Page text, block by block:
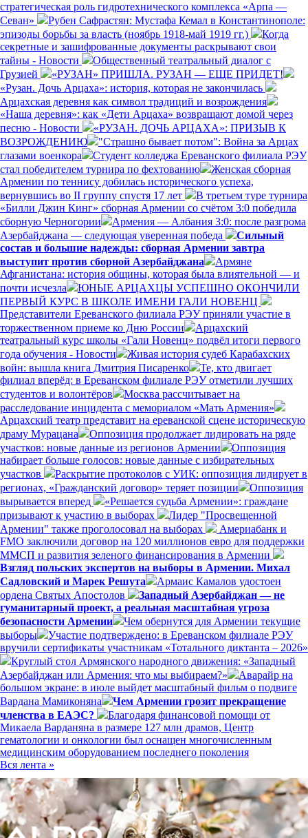
стратегическая роль гидротехнического комплекса «Арпа —
Севан»
Рубен Сафрастян: Мустафа Кемал в Константинополе:
эпизоды борьбы за власть (ноябрь 1918-май 1919 гг.)
Когда
секретные и зашифрованные документы раскрывают свои
тайны - Новости
Общественный театральный диалог с
Грузией
«РУЗАН» ПРИШЛА. РУЗАН — ЕЩЕ ПРИДЕТ!
«Рузан. Дочь Арцаха»: история, которая не закончилась
Арцахская деревня как символ традиций и возрождения
«Наша деревня»: как «Дети Арцаха» возвращают домой через
песню - Новости
«РУЗАН. ДОЧЬ АРЦАХА»: ПРИЗЫВ К
ВОЗРОЖДЕНИЮ
"Страшно бывает потом": Война за Арцах
глазами военкора
Студент колледжа Ереванского филиала РЭУ
стал победителем турнира по фехтованию
Женская сборная
Армении по теннису добилась исторического успеха,
вернувшись во II группу спустя 17 лет
В третьем туре турнира
«Билли Джин Кинг» сборная Армении со счётом 3:0 победила
сборную Черногории
Армения — Албания 3:0: после разгрома
Азербайджана — следующая уверенная победа
Сильный
состав и большие надежды: сборная Армении завтра
выступит против сборной Азербайджана
Армяне
Афганистана: история общины, которая была влиятельной — и
почти исчезла
ЮНЫЕ АРЦАХЦЫ УСПЕШНО ОКОНЧИЛИ
ПЕРВЫЙ КУРС В ШКОЛЕ ИМЕНИ ГАЛИ НОВЕНЦ
Представители Ереванского филиала РЭУ приняли участие в
торжественном приеме ко Дню России
Арцахский
театральный курс школы «Гали Новенц» подвёл итоги первого
года обучения - Новости
Живая история судеб Карабахских
войн: вышла книга Дмитрия Писаренко
Те, кто двигает
филиал вперёд: в Ереванском филиале РЭУ отметили лучших
студентов и волонтёров
Москва рассчитывает на
расследование инцидента с мемориалом «Мать Армения»
Арцахский театр представит на ереванской сцене историческую
драму Мурацана
Оппозиция продолжает лидировать на ряде
участков: новые данные из регионов Армении
Оппозиция
набирает больше голосов: новые данные с избирательных
участков
Раскрытие протоколов с УИК: оппозиция лидирует в
регионах, «Гражданский договор» теряет позиции
Оппозиция
вырывается вперед
«Решается судьба Армении»: граждане
призывают к участию в выборах
Лидер "Просвещенной
Армении" также проголосовал на выборах
Америабанк и
FMO заключили договор на 120 миллионов евро для поддержки
ММСП и развития зеленого финансирования в Армении
Взгляд польских экспертов на выборы в Армении. Михал
Садловский и Марек Решута
Армаис Камалов удостоен
ордена Святых Апостолов
Западный Азербайджан — не
гуманитарный проект, а реальная масштабная угроза
безопасности Армении
Чем обернутся для Армении текущие
выборы
Участие подтверждено: в Ереванском филиале РЭУ
вручили сертификаты участникам «Тотального диктанта – 2026»
Круглый стол Армянского народного движения: «Западный
Азербайджан или Армения: что мы выбираем?»
Аварайр на
большом экране: в июле выйдет масштабный фильм о подвиге
Вардана Мамиконяна
Чем Армении грозит прекращение
членства в ЕАЭС?
Благодаря финансовой помощи от
Микаела Варданяна в размере 127 млн драмов, Центр
гематологии и онкологии был оснащен многочисленным
медицинским оборудованием последнего поколения
Вся лента »